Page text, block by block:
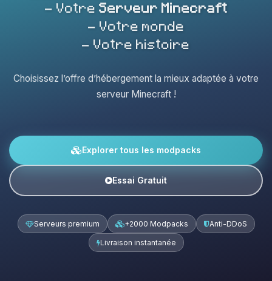
- Votre Serveur Minecraft
- Votre monde
- Votre histoire
Choisissez l’offre d’hébergement la mieux adaptée à votre
serveur Minecraft !
Explorer tous les modpacks
Essai Gratuit
Serveurs premium +2000 Modpacks Anti-DDoS
Livraison instantanée